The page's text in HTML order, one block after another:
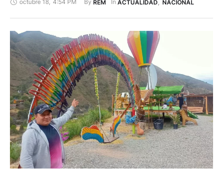
octubre 18, 4:54 PM By REM In ACTUALIDAD NACIONAL